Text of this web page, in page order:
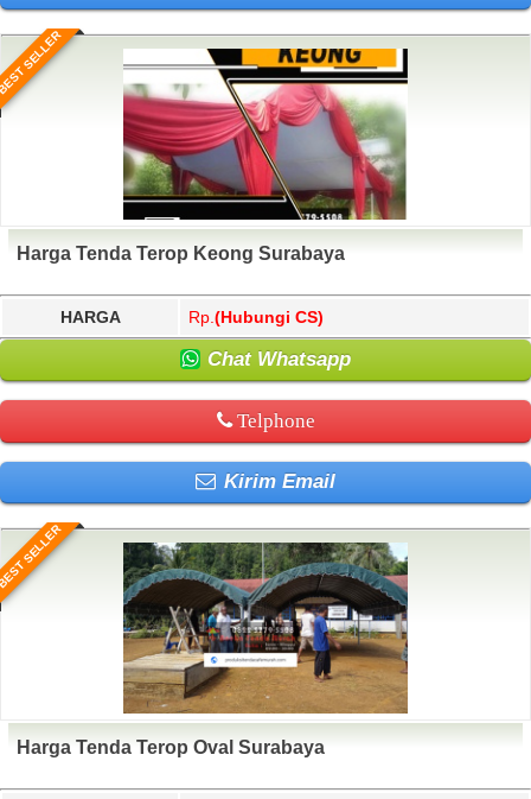
SELLER
Harga Tenda Terop Keong Surabaya
HARGA Rp. (Hubungi CS)
Chat Whatsapp
Telphone
Kirim Email
SELLER
Harga Tenda Terop Oval Surabaya